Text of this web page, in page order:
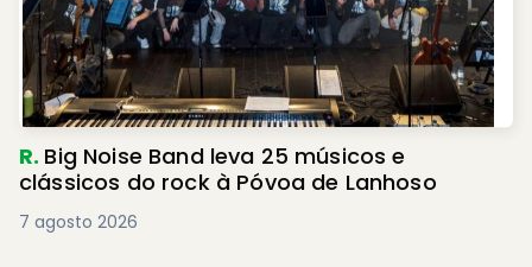
R. Big Noise Band leva 25 músicos e
clássicos do rock à Póvoa de Lanhoso
7 agosto 2026